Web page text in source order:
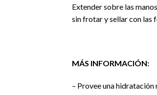
Extender sobre las
sin frotar y sellar con las
MÁS INFORMACIÓN:
– Provee una